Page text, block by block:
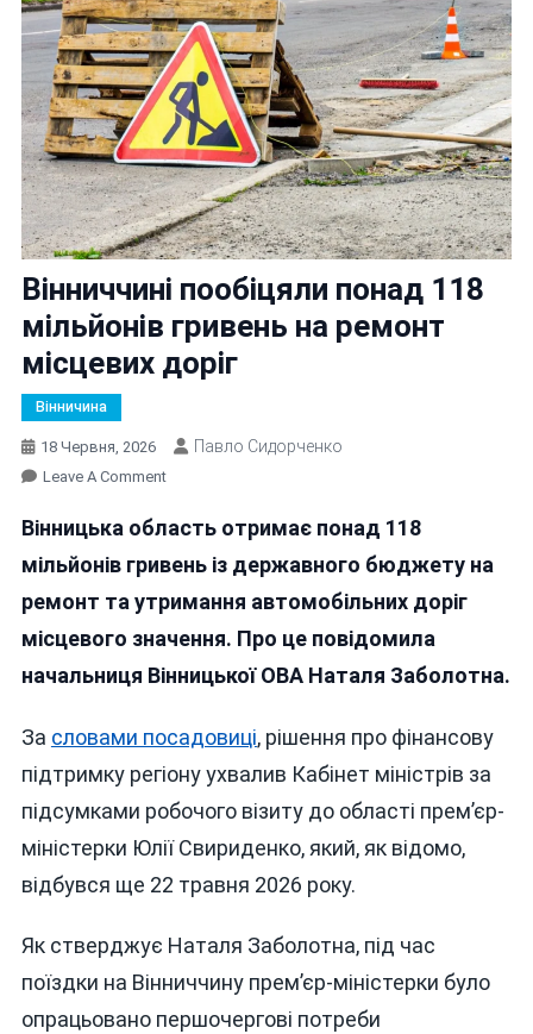
Вінниччині пообіцяли понад 118
мільйонів гривень на ремонт
місцевих доріг
Вінничина
18 Червня, 2026 Павло Сидорченко
Leave A CommentOn
Пообіцяли
Понад
Мільйонів
Гривень
На
Доріг
Вінницька область отримає понад 118
мільйонів гривень із державного бюджету на
ремонт та утримання автомобільних доріг
місцевого значення. Про це повідомила
начальниця Вінницької ОВА Наталя Заболотна.
За словами посадовиці, рішення про фінансову
підтримку регіону ухвалив Кабінет міністрів за
підсумками робочого візиту до області прем’єр-
міністерки Юлії Свириденко, який, як відомо,
відбувся ще 22 травня 2026 року.
Як стверджує Наталя Заболотна, під час
поїздки на Вінниччину прем’єр-міністерки було
опрацьовано першочергові потреби